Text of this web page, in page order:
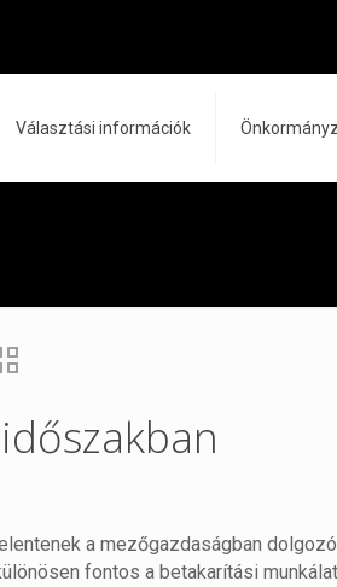
Választási információk
a mezőgazdaságban
fontos a betakarítási